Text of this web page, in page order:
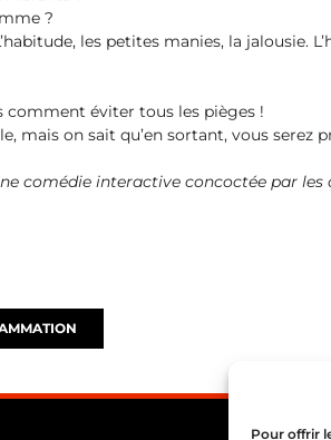
Pour offrir
?
les petites manies, la jalousie.
comment éviter tous les pièges !
mais on sait qu’en sortant, vous serez
comédie interactive concoctée par les